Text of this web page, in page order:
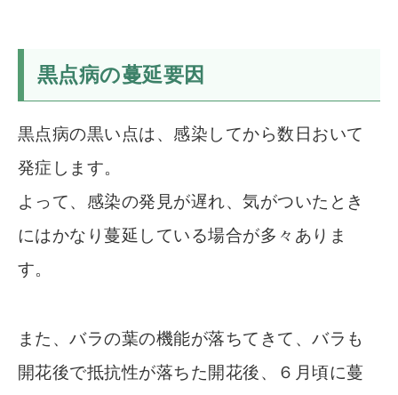
黒点病の蔓延要因
黒点病の黒い点は、感染してから数日おいて
発症します。
よって、感染の発見が遅れ、気がついたとき
にはかなり蔓延している場合が多々ありま
す。
また、バラの葉の機能が落ちてきて、バラも
開花後で抵抗性が落ちた開花後、６月頃に蔓